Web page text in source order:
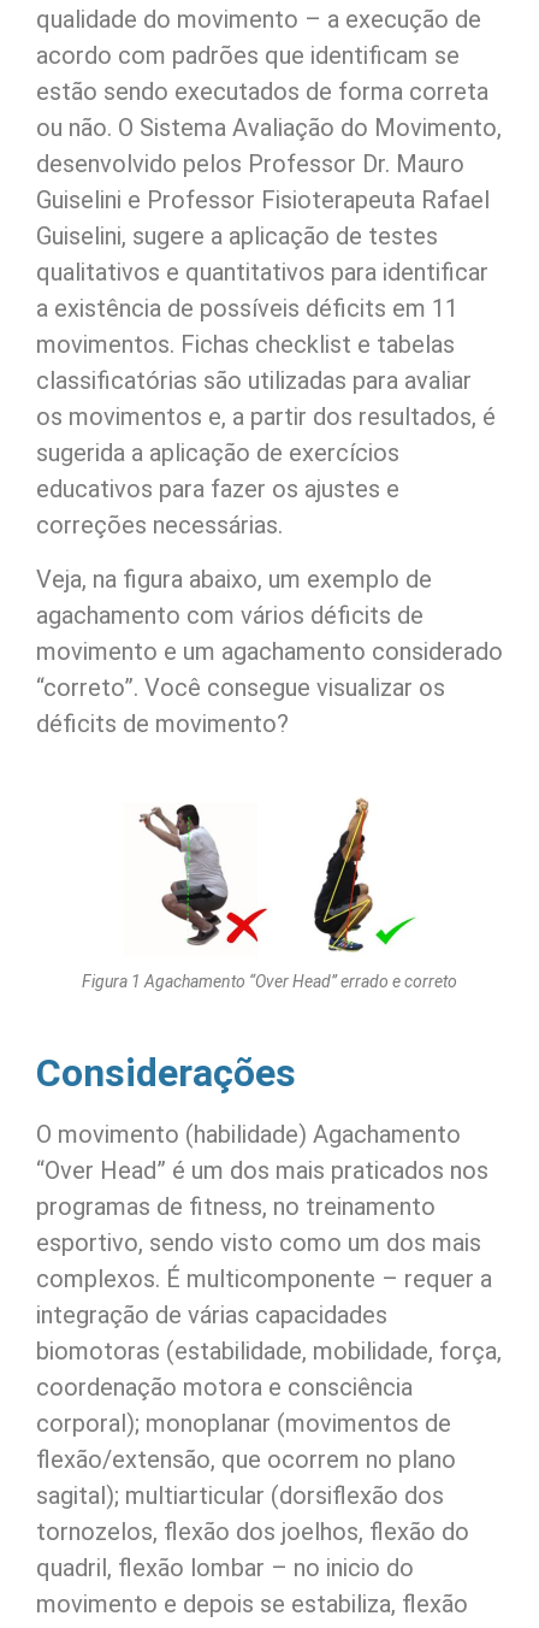
qualidade do movimento – a execução de
acordo com padrões que identificam se
estão sendo executados de forma correta
ou não. O Sistema Avaliação do Movimento,
desenvolvido pelos Professor Dr. Mauro
Guiselini e Professor Fisioterapeuta Rafael
Guiselini, sugere a aplicação de testes
qualitativos e quantitativos para identificar
a existência de possíveis déficits em 11
movimentos. Fichas checklist e tabelas
classificatórias são utilizadas para avaliar
os movimentos e, a partir dos resultados, é
sugerida a aplicação de exercícios
educativos para fazer os ajustes e
correções necessárias.
Veja, na figura abaixo, um exemplo de
agachamento com vários déficits de
movimento e um agachamento considerado
“correto”. Você consegue visualizar os
déficits de movimento?
Figura 1 Agachamento “Over Head” errado e correto
Considerações
O movimento (habilidade) Agachamento
“Over Head” é um dos mais praticados nos
programas de fitness, no treinamento
esportivo, sendo visto como um dos mais
complexos. É multicomponente – requer a
integração de várias capacidades
biomotoras (estabilidade, mobilidade, força,
coordenação motora e consciência
corporal); monoplanar (movimentos de
flexão/extensão, que ocorrem no plano
sagital); multiarticular (dorsiflexão dos
tornozelos, flexão dos joelhos, flexão do
quadril, flexão lombar – no inicio do
movimento e depois se estabiliza, flexão